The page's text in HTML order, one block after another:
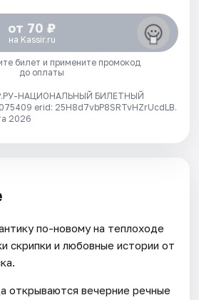
от 70 ₽
на Kassir.ru
билет и примените промокод
до оплаты
НАЦИОНАЛЬНЫЙ БИЛЕТНЫЙ
erid: 25H8d7vbP8SRTvHZrUcdLB.
2026
по-новому на теплоходе
скрипки и любовные истории от
открываются вечерние речные